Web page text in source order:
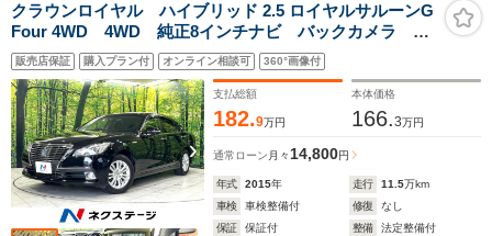
クラウンロイヤル ハイブリッド 2.5 ロイヤルサルーンG
Four 4WD 4WD 純正8インチナビ バックカメラ ク
ルーズコントロール ビルトインETC LEDヘッド＆フ
ォグ オートライト パワーシート スマートキー＆プ
ッシュスタート 純正16インチアルミ
販売店保証 購入プラン付 オンライン相談可 360°画像付
支払総額
182.9万円
本体価格
166.3万円
通常ローン 月々14,800円
年式 2015年 走行 11.5万km
車検
車検整備付 修復
なし
保証
保証付 整備
法定整備付